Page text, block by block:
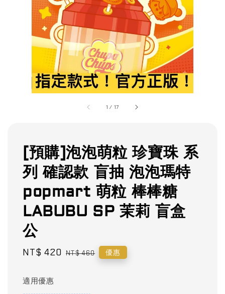
1 / 17
[預購]泡泡萌粒 珍寶珠 系
列 確認款 盲抽 泡泡瑪特
popmart 萌粒 棒棒糖
LABUBU SP 茉莉 盲盒
公
Sale
NT$ 420 Regular
NT$ 460 優惠
適用優惠